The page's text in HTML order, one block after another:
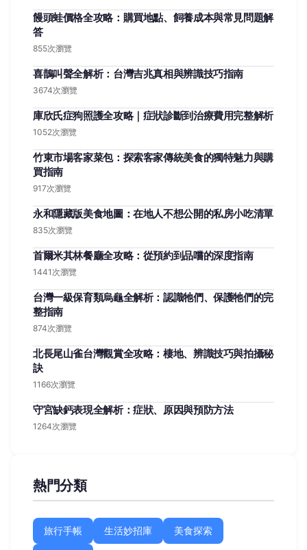
饅頭蛙價格全攻略：購買地點、飼養成本與常見問題解
答
855次瀏覽
喜鵲叫聲全解析：台灣吉兆真相與辨識技巧指南
3674次瀏覽
庫欣氏症狗照護全攻略｜症狀診斷到治療費用完整解析
1052次瀏覽
竹東市場客家菜包：探索客家傳統美食的獨特魅力與購
買指南
917次瀏覽
永和隱藏版美食地圖：在地人不想公開的私房小吃清單
835次瀏覽
首爾米其林餐廳全攻略：從預約到品嚐的深度指南
1441次瀏覽
台灣一級保育類烏龜全解析：認識牠們、保護牠們的完
整指南
874次瀏覽
北長尾山雀台灣觀賞全攻略：棲地、辨識技巧與拍攝秘
訣
1166次瀏覽
守宮缺鈣表現全解析：症狀、原因與預防方法
1264次瀏覽
熱門分類
旅行手帳 生活妙招庫 美食探索